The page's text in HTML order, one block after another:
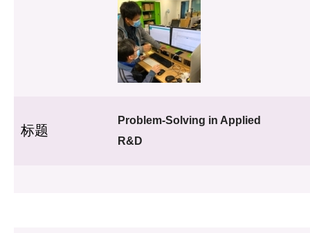
标题
Problem-Solving in Applied
R&D